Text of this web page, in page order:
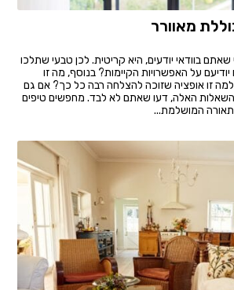
מאוורר
בוודאי יודעים, היא קריטית. לכן טבעי שתלכו
על האפשרויות הקיימות? בנוסף, מה זו
זו אופציה שזוכה להצלחה רבה כל כך? אם גם
האלה, דעו שאתם לא לבד. מחפשים טיפים
המושלמת...